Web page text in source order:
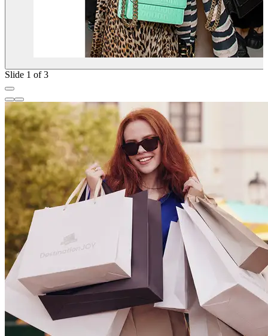
Slide 1 of 3